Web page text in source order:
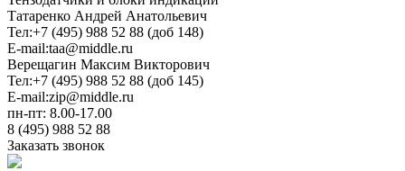
Татаренко Андрей Анатольевич
Тел:+7 (495) 988 52 88 (доб 148)
E-mail:taa@middle.ru
Верещагин Максим Викторович
Тел:+7 (495) 988 52 88 (доб 145)
E-mail:zip@middle.ru
пн-пт: 8.00-17.00
8 (495) 988 52 88
Заказать звонок